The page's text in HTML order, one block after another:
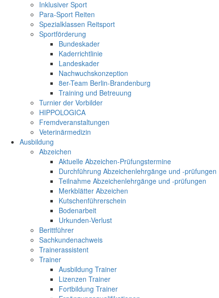
Inklusiver Sport
Para-Sport Reiten
Spezialklassen Reitsport
Sportförderung
Bundeskader
Kaderrichtlinie
Landeskader
Nachwuchskonzeption
8er-Team Berlin-Brandenburg
Training und Betreuung
Turnier der Vorbilder
HIPPOLOGICA
Fremdveranstaltungen
Veterinärmedizin
Ausbildung
Abzeichen
Aktuelle Abzeichen-Prüfungstermine
Durchführung Abzeichenlehrgänge und -prüfungen
Teilnahme Abzeichenlehrgänge und -prüfungen
Merkblätter Abzeichen
Kutschenführerschein
Bodenarbeit
Urkunden-Verlust
Berittführer
Sachkundenachweis
Trainerassistent
Trainer
Ausbildung Trainer
Lizenzen Trainer
Fortbildung Trainer